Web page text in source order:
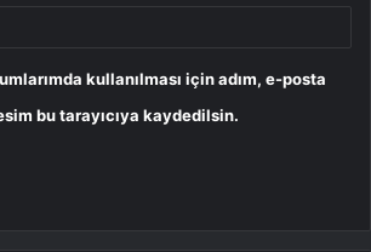
kullanılması için adım, e-posta
bu tarayıcıya kaydedilsin.